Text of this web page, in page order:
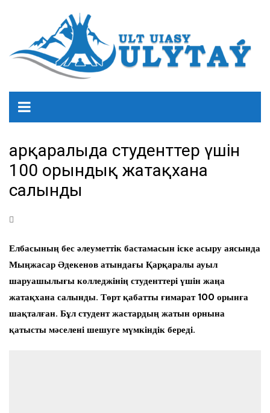
Қарқаралыда студенттер үшін
100 орындық жатақхана
салынды
Елбасының бес әлеуметтік бастамасын іске асыру аясында
Мыңжасар Әдекенов атындағы Қарқаралы ауыл
шаруашылығы колледжінің студенттері үшін жаңа
жатақхана салынды. Төрт қабатты ғимарат 100 орынға
шақталған. Бұл студент жастардың жатын орнына
қатысты мәселені шешуге мүмкіндік береді.